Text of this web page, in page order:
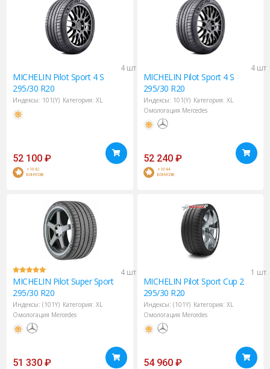
4 шт
MICHELIN Pilot Sport 4 S
295/30 R20
Индексы: 101(Y) Категория: XL
52 100 ₽
+1042
БОНУСОВ
4 шт
MICHELIN Pilot Sport 4 S
295/30 R20
Индексы: 101(Y) Категория: XL
Омологация Mercedes
52 240 ₽
+1044
БОНУСОВ
4 шт
MICHELIN Pilot Super Sport
295/30 R20
Индексы: (101Y) Категория: XL
Омологация Mercedes
51 330 ₽
1 шт
MICHELIN Pilot Sport Cup 2
295/30 R20
Индексы: (101Y) Категория: XL
Омологация Mercedes
54 960 ₽